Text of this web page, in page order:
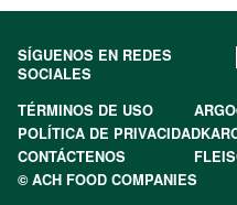
SÍGUENOS EN REDES
SOCIALES
TÉRMINOS DE USO
POLÍTICA DE PRIVACIDAD
CONTÁCTENOS
© ACH FOOD COMPANIES